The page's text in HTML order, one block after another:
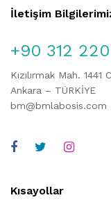
İletişim
+90 312
Kızılırmak Mah.
Ankara – TÜRKİYE
bm@bmlabosis.com
Kısayollar